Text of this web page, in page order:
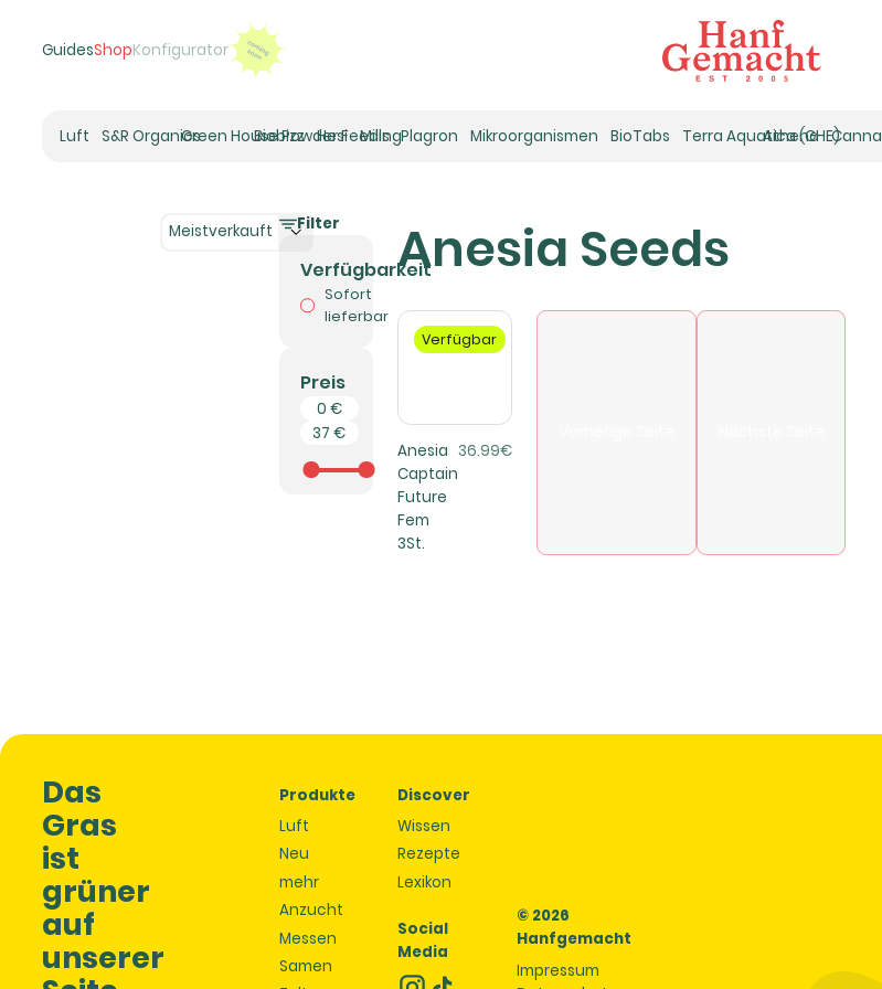
GuidesShopKonfigurator
Luft
Umluft-Ventilatoren
S&R OrganicsGreen House Powder Feeding
Biobizz Hesi Mills Plagron Mikroorganismen BioTabs Terra Aquatica (GHE)
Athena Canna
Meistverkauft
Filter
Verfügbarkeit
Sofort
lieferbar
Preis
Anesia Seeds
Verfügbar
Anesia
Captain
Future
Fem
3St.
36.99€
Das
Gras
ist
grüner
auf
unserer
Produkte
Luft
Neu
mehr
Anzucht
Messen
Samen
Discover
Wissen
Rezepte
Lexikon
Social
Media
© 2026
Hanfgemacht
Impressum